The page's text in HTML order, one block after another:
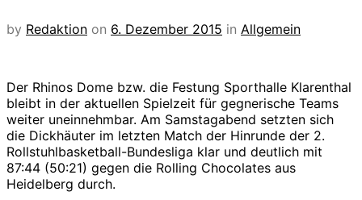
by Redaktion on 6. Dezember 2015 in Allgemein
Der Rhinos Dome bzw. die Festung Sporthalle Klarenthal
bleibt in der aktuellen Spielzeit für gegnerische Teams
weiter uneinnehmbar. Am Samstagabend setzten sich
die Dickhäuter im letzten Match der Hinrunde der 2.
Rollstuhlbasketball-Bundesliga klar und deutlich mit
87:44 (50:21) gegen die Rolling Chocolates aus
Heidelberg durch.